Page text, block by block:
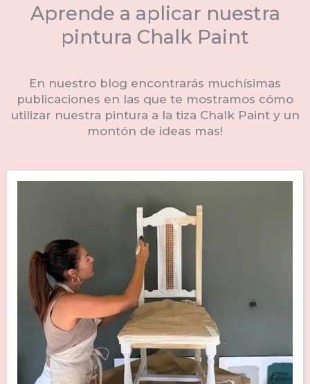
Aprende a aplicar nuestra
pintura Chalk Paint
En nuestro blog encontrarás muchísimas
publicaciones en las que te mostramos cómo
utilizar nuestra pintura a la tiza Chalk Paint y un
montón de ideas mas!